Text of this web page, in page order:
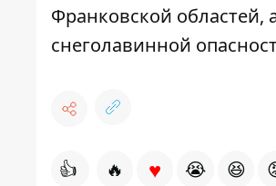
Франковской областей,
снеголавинной
👍 🔥 ♥ 😭 😆